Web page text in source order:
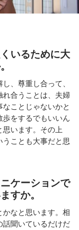
いるために大
、尊重し合って、
れ合うことは、夫婦
ことじゃないかと
をするでもいいん
います。その上
ことも大事だと思
ケーションで
すか。
なと思います。相
話聞いているだけだ